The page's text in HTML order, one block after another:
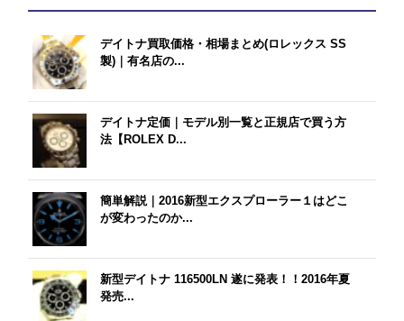
デイトナ買取価格・相場まとめ(ロレックス SS
製)｜有名店の...
デイトナ定価｜モデル別一覧と正規店で買う方
法【ROLEX D...
簡単解説｜2016新型エクスプローラー１はどこ
が変わったのか...
新型デイトナ 116500LN 遂に発表！！2016年夏
発売...